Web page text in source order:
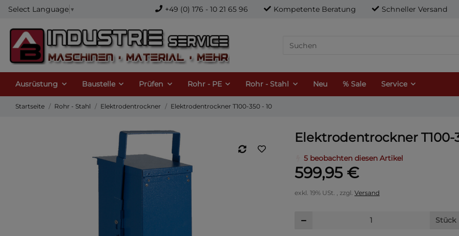
Select Language ▼ +49 (0) 176 - 10 21 65 96 Kompetente Beratung Schneller Versand
Ausrüstung Baustelle Prüfen Rohr - PE Rohr - Stahl Neu % Sale Service
Startseite Rohr - Stahl Elektrodentrockner Elektrodentrockner T100-350 - 10
Elektrodentrockner T100-
5 beobachten diesen Artikel
599,95 €
exkl. 19% USt. , zzgl. Versand
Stück